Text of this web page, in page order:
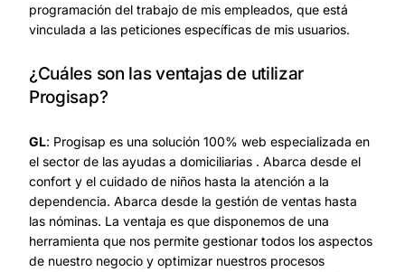
programación del trabajo de mis empleados, que está
vinculada a las peticiones específicas de mis usuarios.
¿Cuáles son las ventajas de utilizar
Progisap?
GL: Progisap es una solución 100% web especializada en
el sector de las ayudas a domiciliarias . Abarca desde el
confort y el cuidado de niños hasta la atención a la
dependencia. Abarca desde la gestión de ventas hasta
las nóminas. La ventaja es que disponemos de una
herramienta que nos permite gestionar todos los aspectos
de nuestro negocio y optimizar nuestros procesos